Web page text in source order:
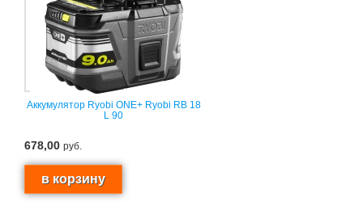
Аккумулятор Ryobi ONE+ Ryobi RB 18
L 90
678,00 руб.